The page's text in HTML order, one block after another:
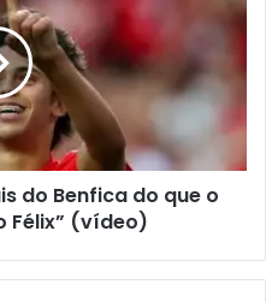
do Benfica do que o
Félix” (vídeo)